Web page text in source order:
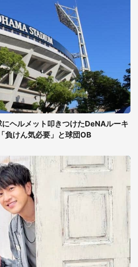
ヘルメット叩きつけたDeNAルーキ
負けん気必要」と球団OB